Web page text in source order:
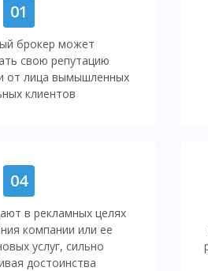
01
брокер может
свою репутацию
от лица вымышленных
клиентов
04
в рекламных целях
компании или ее
услуг, сильно
достоинства